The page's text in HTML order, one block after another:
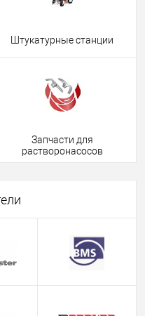
Штукатурные станции
Запчасти для
растворонасосов